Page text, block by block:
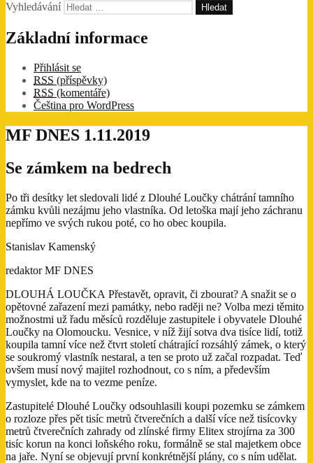
Vyhledávání
Základní informace
Přihlásit se
RSS (příspěvky)
RSS (komentáře)
Čeština pro WordPress
MF DNES 1.11.2019
Se zámkem na bedrech
Po tři desítky let sledovali lidé z Dlouhé Loučky chátrání tamního
zámku kvůli nezájmu jeho vlastníka. Od letoška mají jeho záchranu
nepřímo ve svých rukou poté, co ho obec koupila.
Stanislav Kamenský
redaktor MF DNES
DLOUHÁ LOUČKA Přestavět, opravit, či zbourat? A snažit se o
opětovné zařazení mezi památky, nebo raději ne? Volba mezi těmito
možnostmi už řadu měsíců rozděluje zastupitele i obyvatele Dlouhé
Loučky na Olomoucku. Vesnice, v níž žijí sotva dva tisíce lidí, totiž
koupila tamní více než čtvrt století chátrající rozsáhlý zámek, o který
se soukromý vlastník nestaral, a ten se proto už začal rozpadat. Teď
ovšem musí nový majitel rozhodnout, co s ním, a především
vymyslet, kde na to vezme peníze.
Zastupitelé Dlouhé Loučky odsouhlasili koupi pozemku se zámkem
o rozloze přes pět tisíc metrů čtverečních a další více než tisícovky
metrů čtverečních zahrady od zlínské firmy Elitex strojírna za 300
tisíc korun na konci loňského roku, formálně se stal majetkem obce
na jaře. Nyní se objevují první konkrétnější plány, co s ním udělat.